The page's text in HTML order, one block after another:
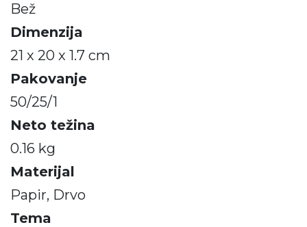
Bež
Dimenzija
21 x 20 x 1.7 cm
Pakovanje
50/25/1
Neto težina
0.16 kg
Materijal
Papir, Drvo
Tema